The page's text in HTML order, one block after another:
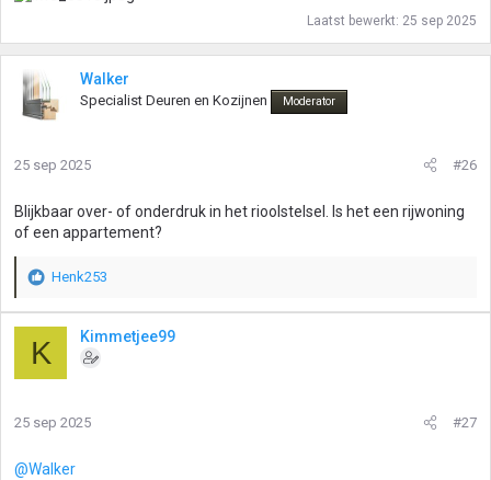
Laatst bewerkt: 25 sep 2025
Walker
Specialist Deuren en Kozijnen Moderator
25 sep 2025 #26
Blijkbaar over- of onderdruk in het rioolstelsel. Is het een rijwoning
of een appartement?
W
a
d
e
i
g
Henk253
K Kimmetjee99
25 sep 2025 #27
@Walker